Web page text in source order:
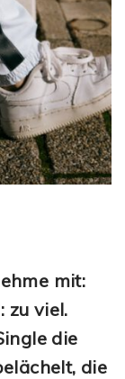
mit:
zu viel.
die
die